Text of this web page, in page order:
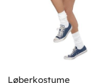
Løberkostume